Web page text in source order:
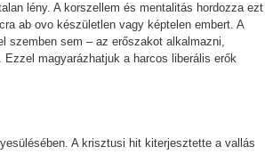
lény. A korszellem és mentalitás hordozza ezt
ab ovo készületlen vagy képtelen embert. A
szemben sem – az erőszakot alkalmazni,
magyarázhatjuk a harcos liberális erők
A krisztusi hit kiterjesztette a vallás